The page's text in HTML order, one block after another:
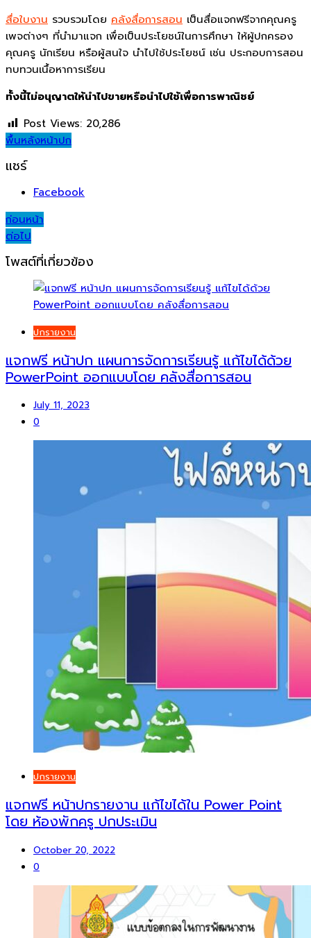
สื่อใบงาน รวบรวมโดย คลังสื่อการสอน เป็นสื่อแจกฟรีจากคุณครู
เพจต่างๆ ที่นำมาแจก เพื่อเป็นประโยชน์ในการศึกษา ให้ผู้ปกครอง
คุณครู นักเรียน หรือผู้สนใจ นำไปใช้ประโยชน์ เช่น ประกอบการสอน
ทบทวนเนื้อหาการเรียน
ทั้งนี้ไม่อนุญาตให้นำไปขายหรือนำไปใช้เพื่อการพาณิชย์
Post Views: 20,286
พื้นหลังหน้าปก
แชร์
Facebook
Post
navigation
ก่อนหน้า
ต่อไป
โพสต์ที่เกี่ยวข้อง
ปกรายงาน
แจกฟรี หน้าปก แผนการจัดการเรียนรู้ แก้ไขได้ด้วย
PowerPoint ออกแบบโดย คลังสื่อการสอน
July 11, 2023
0
ปกรายงาน
แจกฟรี หน้าปกรายงาน แก้ไขได้ใน Power Point
โดย ห้องพักครู ปกประเมิน
October 20, 2022
0